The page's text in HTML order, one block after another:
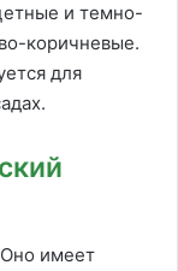
и темно-
коричневые.
для
Оно имеет